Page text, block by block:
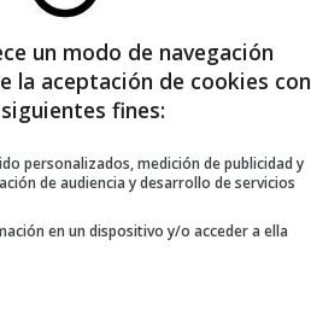
municipio de 517 habitantes,
un modo de navegación
la aceptación de cookies con
fines:
personalizados, medición de publicidad y
de audiencia y desarrollo de servicios
en un dispositivo y/o acceder a ella